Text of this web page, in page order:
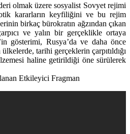
olmak üzere sosyalist Sovyet rejimi
kararların keyfiliğini ve bu rejim
birkaç bürokratın ağzından çıkan
ve yalın bir gerçeklikle ortaya
gösterimi, Rusya’da ve daha önce
tarihi gerçeklerin çarpıtıldığı
haline getirildiği öne sürülerek
Etkileyici Fragman